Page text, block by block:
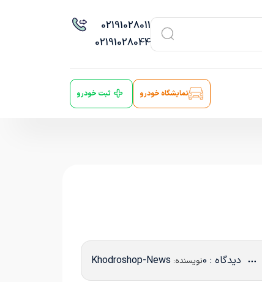
02191028011
02191028044
نمایشگاه خودرو ثبت خودرو
دیدگاه : 0 نویسنده: Khodroshop-News